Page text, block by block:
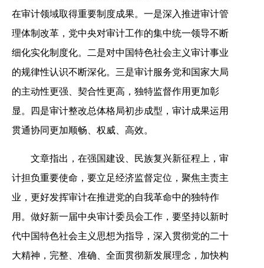
在审计领域取得重要制度成果。一是深入推进审计管
理体制改革，党中央对审计工作的集中统一领导不断
细化实化制度化。二是对中国特色社会主义审计事业
的规律性认识不断深化。三是审计服务党和国家大局
的主动性更强、契合性更高，独特监督作用更加彰
显。四是审计整改总体格局初步成型，审计成果运用
贯通协同更加顺畅、权威、高效。
文章指出，在强国建设、民族复兴新征程上，审
计担负重要使命，要立足经济监督定位，聚焦主责主
业，更好发挥审计在推进党的自我革命中的独特作
用。做好新一届中央审计委员会工作，要坚持以新时
代中国特色社会主义思想为指导，深入贯彻党的二十
大精神，完整、准确、全面贯彻新发展理念，加快构